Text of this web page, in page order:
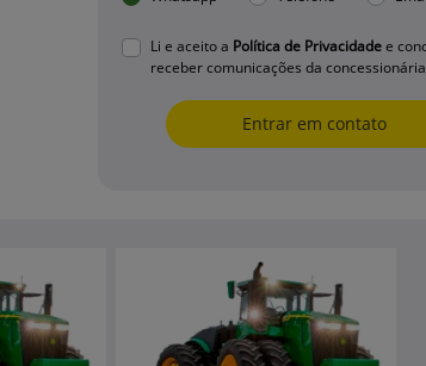
Li e aceito a Política de Privacidadee
receber comunicações da
Entrar em contato